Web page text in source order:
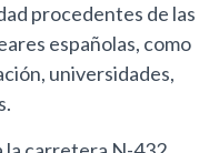
procedentes de las
españolas, como
universidades,